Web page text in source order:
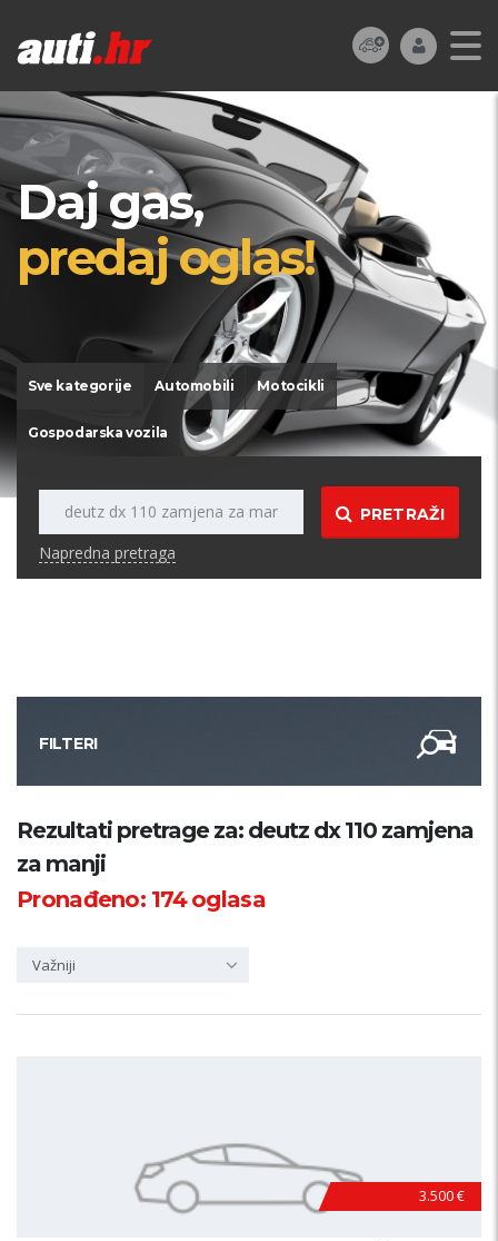
Daj gas,
predaj oglas!
Sve kategorije Automobili Motocikli
Gospodarska vozila
PRETRAŽI
Napredna pretraga
FILTERI
Kategorija
Županija
Rezultati pretrage za: deutz dx 110 zamjena
za manji
Pronađeno: 174oglasa
Važniji
3.500 €